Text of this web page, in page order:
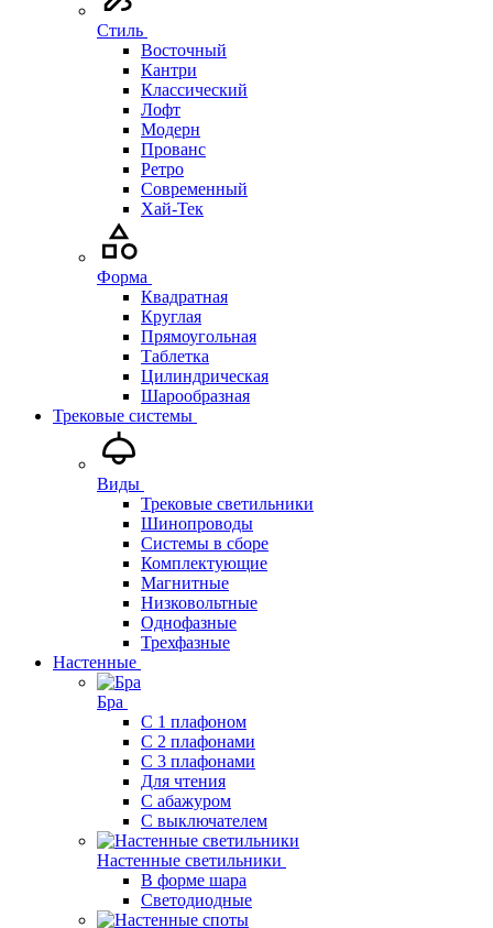
Стиль
Восточный
Кантри
Классический
Лофт
Модерн
Прованс
Ретро
Современный
Хай-Тек
Форма
Квадратная
Круглая
Прямоугольная
Таблетка
Цилиндрическая
Шарообразная
Трековые системы
Виды
Трековые светильники
Шинопроводы
Системы в сборе
Комплектующие
Магнитные
Низковольтные
Однофазные
Трехфазные
Настенные
Бра
С 1 плафоном
С 2 плафонами
С 3 плафонами
Для чтения
С абажуром
С выключателем
Настенные светильники
В форме шара
Светодиодные